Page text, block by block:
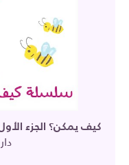
كيف يمكن؟ الجزء